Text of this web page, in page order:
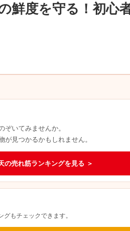
鮮度を守る！初心
いてみませんか。
が見つかるかもしれません。
の売れ筋ランキングを見る ＞
もチェックできます。